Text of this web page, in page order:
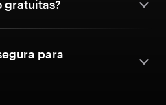
gratuitas?
para